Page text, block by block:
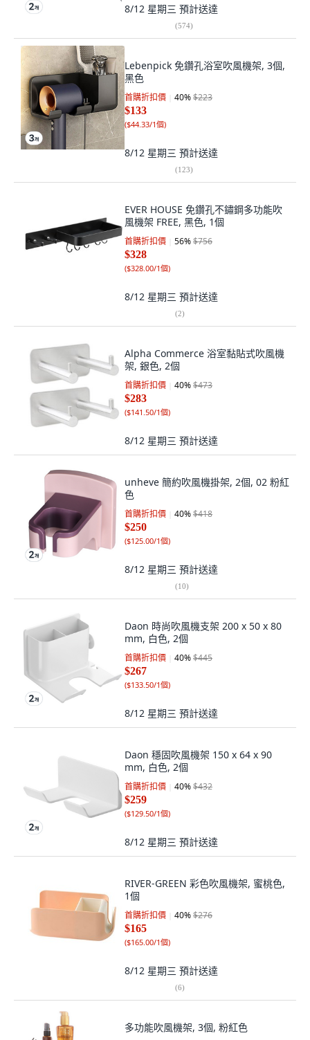
8/12 星期三 預計送達
(574)
Lebenpick 免鑽孔浴室吹風機架, 3個,
黑色
首購折扣價 40%$223
$133
($44.33/1個)
8/12 星期三 預計送達
(123)
EVER HOUSE 免鑽孔不鏽鋼多功能吹
風機架 FREE, 黑色, 1個
首購折扣價 56%$756
$328
($328.00/1個)
8/12 星期三 預計送達
(2)
Alpha Commerce 浴室黏貼式吹風機
架, 銀色, 2個
首購折扣價 40%$473
$283
($141.50/1個)
8/12 星期三 預計送達
unheve 簡約吹風機掛架, 2個, 02 粉紅
色
首購折扣價 40%$418
$250
($125.00/1個)
8/12 星期三 預計送達
(10)
Daon 時尚吹風機支架 200 x 50 x 80
mm, 白色, 2個
首購折扣價 40%$445
$267
($133.50/1個)
8/12 星期三 預計送達
Daon 穩固吹風機架 150 x 64 x 90
mm, 白色, 2個
首購折扣價 40%$432
$259
($129.50/1個)
8/12 星期三 預計送達
RIVER-GREEN 彩色吹風機架, 蜜桃色,
1個
首購折扣價 40%$276
$165
($165.00/1個)
8/12 星期三 預計送達
(6)
多功能吹風機架, 3個, 粉紅色